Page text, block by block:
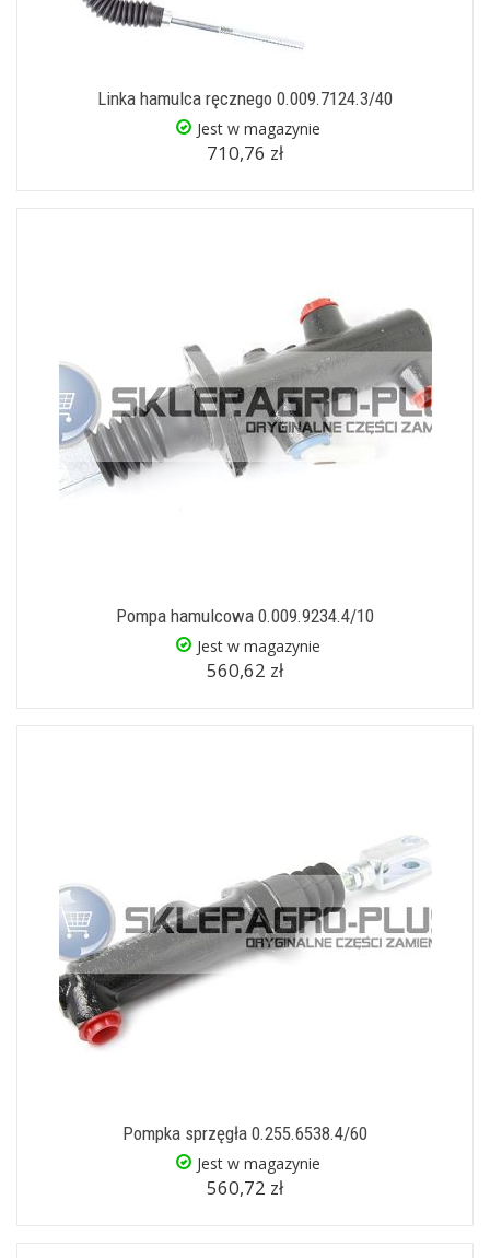
Linka hamulca ręcznego 0.009.7124.3/40
Jest w magazynie
710,76 zł
Pompa hamulcowa 0.009.9234.4/10
Jest w magazynie
560,62 zł
Pompka sprzęgła 0.255.6538.4/60
Jest w magazynie
560,72 zł